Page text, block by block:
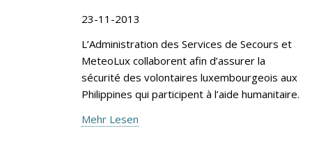
23-11-2013
L’Administration des Services de Secours et
MeteoLux collaborent afin d’assurer la
sécurité des volontaires luxembourgeois aux
Philippines qui participent à l’aide humanitaire.
Mehr Lesen